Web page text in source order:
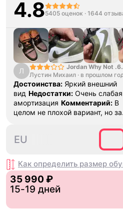
4.85405 оценок · 1644
Л
Jordan Why Not .6
"Bright Crimson"
Лустин Михаил · в прошлом
Достоинства: Яркий внешний
вид Недостатки: Очень слабая
амортизация Комментарий: В
целом не плохой вариант, но за
множество других более
баскетбольных кроссовок
EU
Как определить размер
35 990 ₽
15-19 дней